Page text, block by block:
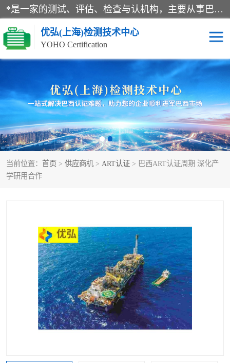
*是一家的测试、评估、检查与认机构，主要从事巴西NR10认证、NR12认证、NR13认证；ANATEL认证、INMTRO认证，欧盟CE认证：MD认证，PED认证，MID认证，ATEX认证，德国蓝色天使认证。
优弘(上海)检测技术中心
YOHO Certification
当前位置： 首页 > 供应商机 > ART认证 > 巴西ART认证周期 深化产
学研用合作
RECYCLASS认证 NR10认证
NR12认证 NR13认证
ART认证 巴西NR认证
巴西认证 RETIE认证